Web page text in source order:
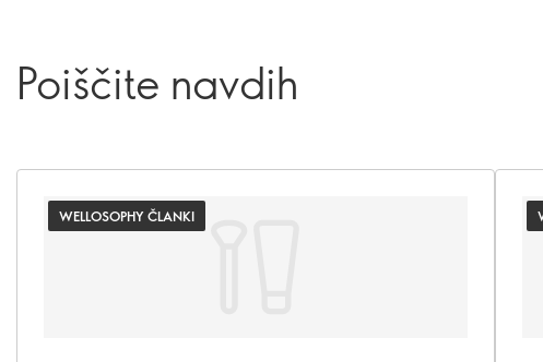
Poiščite navdih
WELLOSOPHY ČLANKI